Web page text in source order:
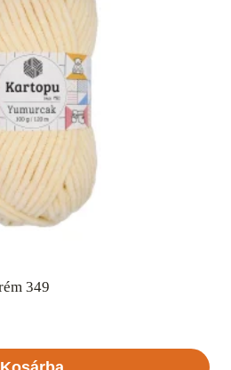
349